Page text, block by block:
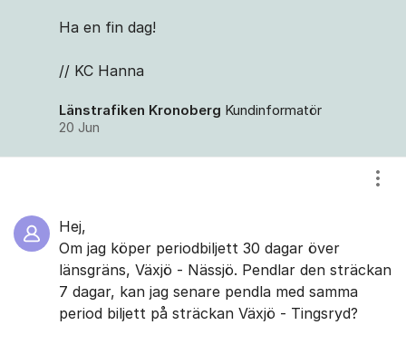
Ha en fin dag!
// KC Hanna
Länstrafiken Kronoberg Kundinformatör
20 Jun
Hej,
Om jag köper periodbiljett 30 dagar över
länsgräns, Växjö - Nässjö. Pendlar den sträckan
7 dagar, kan jag senare pendla med samma
period biljett på sträckan Växjö - Tingsryd?